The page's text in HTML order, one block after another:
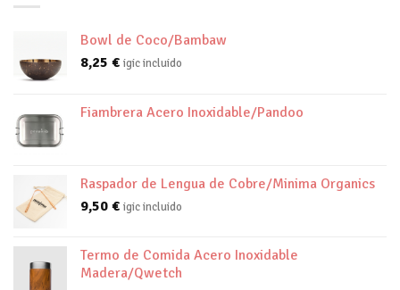
Bowl de Coco/Bambaw
8,25 € igic incluido
Fiambrera Acero Inoxidable/Pandoo
Raspador de Lengua de Cobre/Minima Organics
9,50 € igic incluido
Termo de Comida Acero Inoxidable
Madera/Qwetch